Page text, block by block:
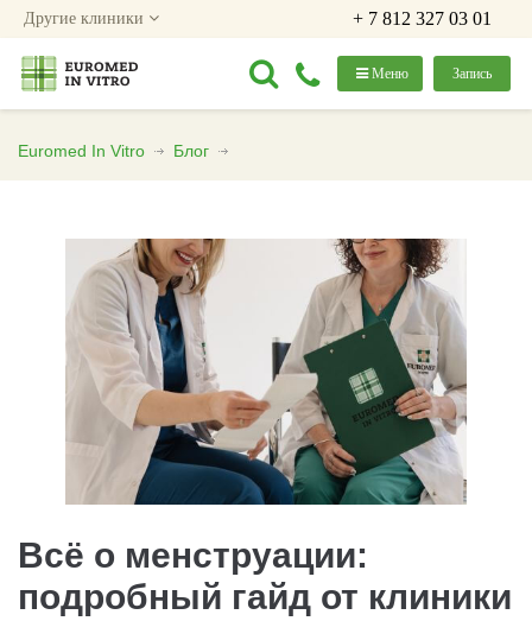
+ 7 812 327 03 01
Другие клиники
Запись
Меню
Euromed In Vitro Блог
Всё о менструации:
подробный гайд от клиники